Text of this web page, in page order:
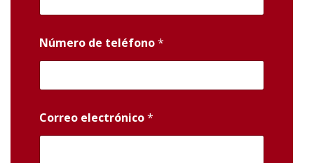
Número de teléfono*
Correo electrónico*